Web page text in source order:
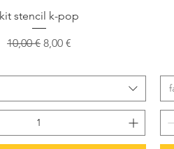
Vista rapida
kit stencil k-pop
Prezzo regolare
10,00 € Prezzo scontato
8,00 €